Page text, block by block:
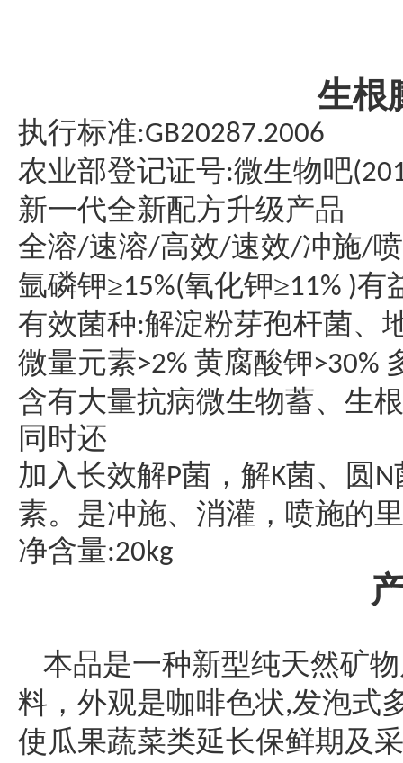
生根
执行标准:GB20287.2006
农业部登记证号:微生物吧
新一代全新配方升级产品
全溶/速溶/高效/速效/冲施/
氩磷钾≥15%(氧化钾≥11% )有
有效菌种:解淀粉芽孢杆菌、
微量元素>2% 黄腐酸钾>30%
含有大量抗病微生物蓄、生
同时还
加入长效解P菌，解K菌、圆 N
素。是冲施、消灌，喷施的
净含量:20kg
本品是一种新型纯天然矿
料，外观是咖啡色状,发泡式
使瓜果蔬菜类延长保鲜期及